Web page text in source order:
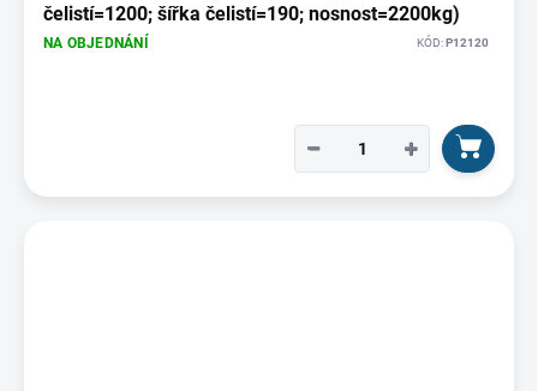
čelistí=1200; šířka čelistí=190; nosnost=2200kg)
NA OBJEDNÁNÍ KÓD:P12120
+
−